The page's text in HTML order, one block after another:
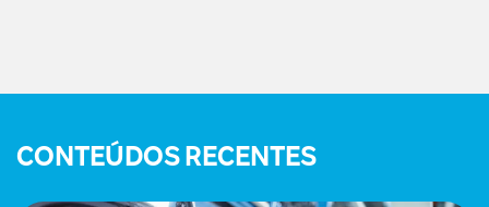
CONTEÚDOS RECENTES